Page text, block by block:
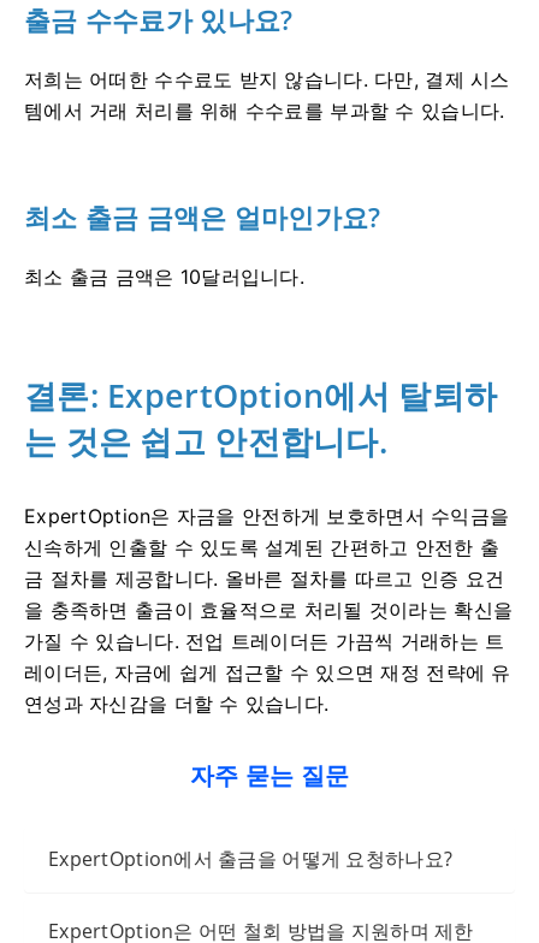
출금 수수료가 있나요?
저희는 어떠한 수수료도 받지 않습니다. 다만, 결제 시스
템에서 거래 처리를 위해 수수료를 부과할 수 있습니다.
최소 출금 금액은 얼마인가요?
최소 출금 금액은 10달러입니다.
결론: ExpertOption에서 탈퇴하
는 것은 쉽고 안전합니다.
ExpertOption은 자금을 안전하게 보호하면서 수익금을
신속하게 인출할 수 있도록 설계된 간편하고 안전한 출
금 절차를 제공합니다. 올바른 절차를 따르고 인증 요건
을 충족하면 출금이 효율적으로 처리될 것이라는 확신을
가질 수 있습니다. 전업 트레이더든 가끔씩 거래하는 트
레이더든, 자금에 쉽게 접근할 수 있으면 재정 전략에 유
연성과 자신감을 더할 수 있습니다.
자주 묻는 질문
ExpertOption에서 출금을 어떻게 요청하나요?
ExpertOption은 어떤 철회 방법을 지원하며 제한